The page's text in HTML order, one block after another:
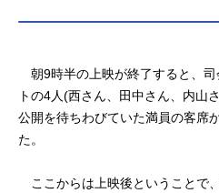
朝9時半の上映が終了すると、司
トの4人(西さん、田中さん、内山
公開を待ちわびていた満員の客席
た。
ここからは上映後ということで